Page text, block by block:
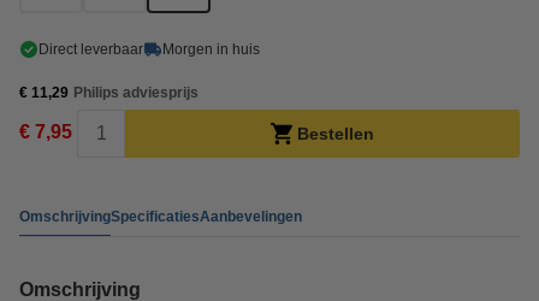
Direct leverbaar Morgen in huis
€ 11,29 Philips adviesprijs
€ 7,95 Bestellen
OmschrijvingSpecificatiesAanbevelingen
Omschrijving